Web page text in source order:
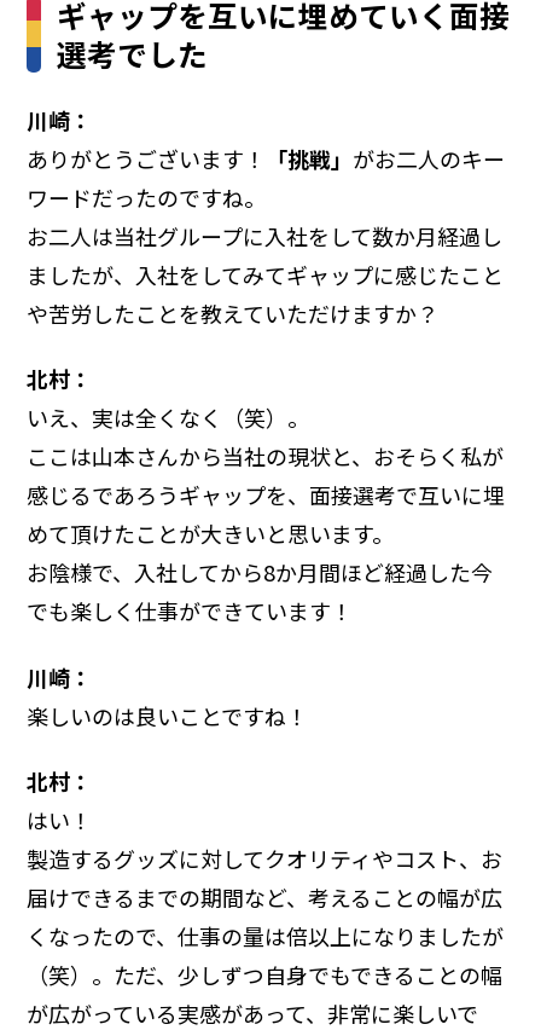
ギャップを互いに埋めていく面接
選考でした
川崎：
ありがとうございます！
「挑戦」 がお二人のキー
ワードだったのですね。
お二人は当社グループに入社をして数か月経過し
ましたが、入社をしてみてギャップに感じたこと
や苦労したことを教えていただけますか？
北村：
いえ、実は全くなく（笑）。
ここは山本さんから当社の現状と、おそらく私が
感じるであろうギャップを、面接選考で互いに埋
めて頂けたことが大きいと思います。
お陰様で、入社してから8か月間ほど経過した今
でも楽しく仕事ができています！
川崎：
楽しいのは良いことですね！
北村：
はい！
製造するグッズに対してクオリティやコスト、お
届けできるまでの期間など、考えることの幅が広
くなったので、仕事の量は倍以上になりましたが
（笑）。ただ、少しずつ自身でもできることの幅
が広がっている実感があって、非常に楽しいで